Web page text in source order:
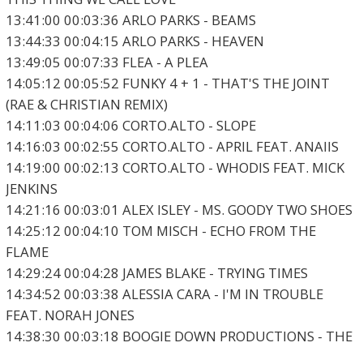
13:41:00 00:03:36 ARLO PARKS - BEAMS
13:44:33 00:04:15 ARLO PARKS - HEAVEN
13:49:05 00:07:33 FLEA - A PLEA
14:05:12 00:05:52 FUNKY 4 + 1 - THAT'S THE JOINT
(RAE & CHRISTIAN REMIX)
14:11:03 00:04:06 CORTO.ALTO - SLOPE
14:16:03 00:02:55 CORTO.ALTO - APRIL FEAT. ANAIIS
14:19:00 00:02:13 CORTO.ALTO - WHODIS FEAT. MICK
JENKINS
14:21:16 00:03:01 ALEX ISLEY - MS. GOODY TWO SHOES
14:25:12 00:04:10 TOM MISCH - ECHO FROM THE
FLAME
14:29:24 00:04:28 JAMES BLAKE - TRYING TIMES
14:34:52 00:03:38 ALESSIA CARA - I'M IN TROUBLE
FEAT. NORAH JONES
14:38:30 00:03:18 BOOGIE DOWN PRODUCTIONS - THE